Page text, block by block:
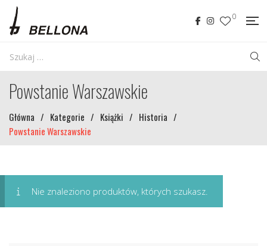
0
Powstanie Warszawskie
Główna / Kategorie / Książki / Historia /
Powstanie Warszawskie
Nie znaleziono produktów, których szukasz.